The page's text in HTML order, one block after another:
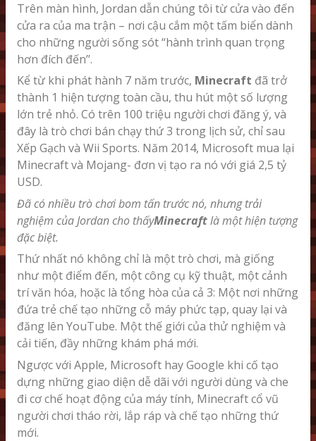
Trên màn hình, Jordan dẫn chúng tôi từ cửa vào đến
cửa ra của ma trận – nơi cậu cắm một tấm biển dành
cho những người sống sót “hành trình quan trọng
hơn đích đến’’.
Kể từ khi phát hành 7 năm trước, Minecraft đã trở
thành 1 hiện tượng toàn cầu, thu hút một số lượng
lớn trẻ nhỏ. Có trên 100 triệu người chơi đăng ý, và
đây là trò chơi bán chạy thứ 3 trong lịch sử, chỉ sau
Xếp Gạch và Wii Sports. Năm 2014, Microsoft mua lại
Minecraft và Mojang- đơn vị tạo ra nó với giá 2,5 tỷ
USD.
Đã có nhiều trò chơi bom tấn trước nó, nhưng trải
nghiệm của Jordan cho thấyMinecraftlà một hiện tượng
đặc biệt.
Thứ nhất nó không chỉ là một trò chơi, mà giống
như một điểm đến, một công cụ kỹ thuật, một cảnh
trí văn hóa, hoặc là tổng hòa của cả 3: Một nơi những
đứa trẻ chế tạo những cỗ máy phức tạp, quay lại và
đăng lên YouTube. Một thế giới của thử nghiệm và
cải tiến, đầy những khám phá mới.
Ngược với Apple, Microsoft hay Google khi cố tạo
dựng những giao diện dễ dãi với người dùng và che
đi cơ chế hoạt động của máy tính, Minecraft cổ vũ
người chơi tháo rời, lắp ráp và chế tạo những thứ
mới.